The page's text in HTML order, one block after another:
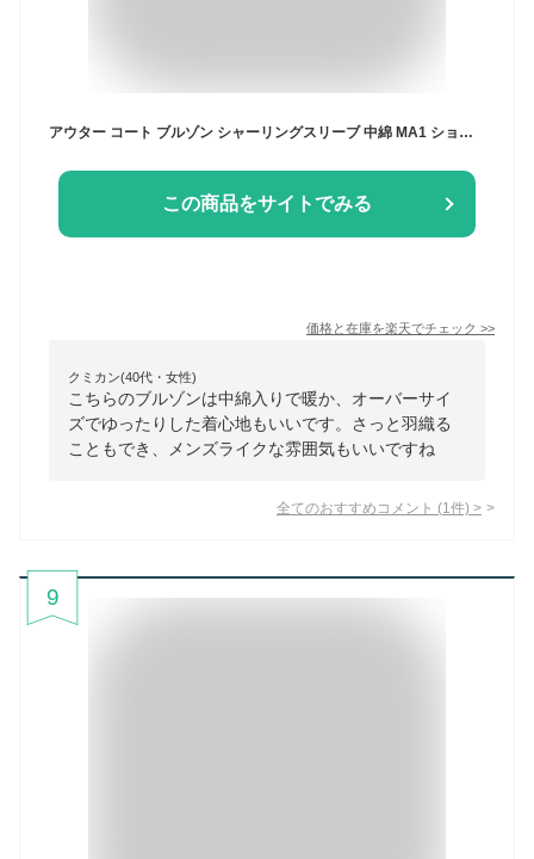
アウター コート ブルゾン シャーリングスリーブ 中綿 MA1 ショートブルゾン [K1345] レディース 20代 30代 40代 中綿 ハイネック リブ 羽織り シャーリング ロングスリーブ ミリタリー カーキ トレンド メンズライク カジュアル オーバーサイズ
この商品をサイトでみる
価格と在庫を楽天でチェック >>
クミカン(40代・女性)
こちらのブルゾンは中綿入りで暖か、オーバーサイ
ズでゆったりした着心地もいいです。さっと羽織る
こともでき、メンズライクな雰囲気もいいですね
全てのおすすめコメント (1 件) >
9